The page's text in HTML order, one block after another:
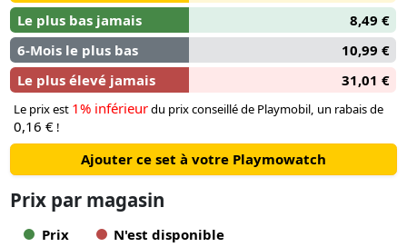
Bienvenue a Waterfall
Le plus bas jamais
8,49 €
6-Mois le plus bas
10,99 €
Le plus élevé jamais
31,01 €
Le prix est 1% inférieurdu prix conseillé de Playmobil, un rabais de
0,16 € !
Ajouter ce set à votre Playmowatch
Prix ​​par magasin
Prix
N'est disponible